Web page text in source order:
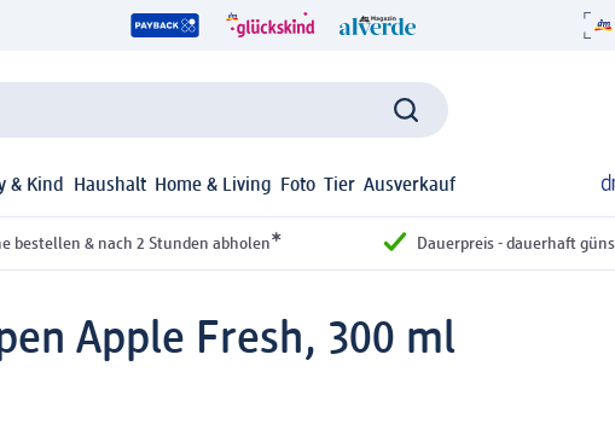
& Kind Haushalt Home & Living Foto Tier Ausverkauf
bestellen & nach 2 Stunden abholen* Dauerpreis - dauerhaft
Apple Fresh, 300 ml